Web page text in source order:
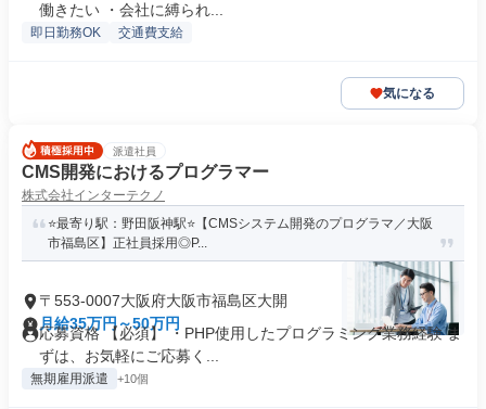
働きたい ・会社に縛られ...
即日勤務OK 交通費支給
気になる
派遣社員
CMS開発におけるプログラマー
株式会社インターテクノ
⭐️最寄り駅：野田阪神駅⭐️【CMSシステム開発のプログラマ／大阪
市福島区】正社員採用◎P...
〒553-0007大阪府大阪市福島区大開
月給35万円～50万円
応募資格 【必須】 ・PHP使用したプログラミング業務経験 ま
ずは、お気軽にご応募く...
無期雇用派遣 +10個